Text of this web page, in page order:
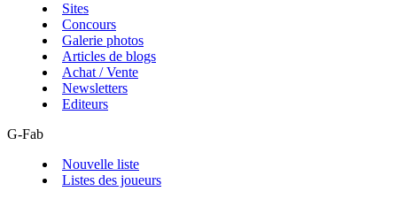
Sites
Concours
Galerie photos
Articles de blogs
Achat / Vente
Newsletters
Editeurs
G-Fab
Nouvelle liste
Listes des joueurs